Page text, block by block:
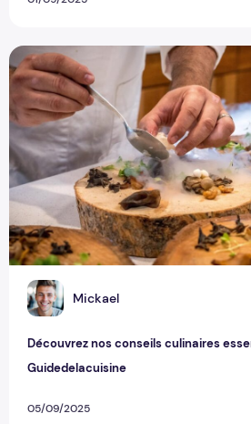
M Mickael
Découvrez nos conseils culinaires
Guidedelacuisine
05/09/2025
Découvrez nos conseils culinaires